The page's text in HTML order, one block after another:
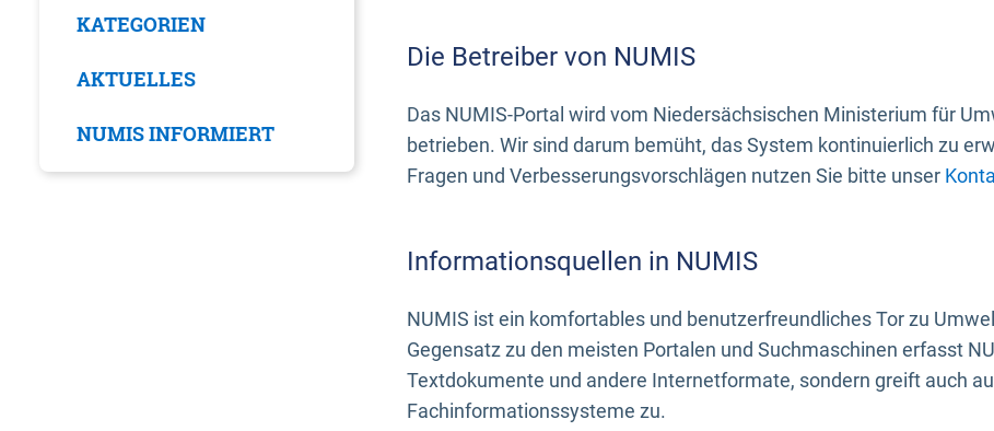
KATEGORIEN
AKTUELLES
NUMIS INFORMIERT
Die Betreiber von NUMIS
Das NUMIS-Portal wird vom Niedersächsischen Ministerium für
betrieben. Wir sind darum bemüht, das System kontinuierlich zu
Fragen und Verbesserungsvorschlägen nutzen Sie bitte unser
Informationsquellen in NUMIS
NUMIS ist ein komfortables und benutzerfreundliches Tor zu
Gegensatz zu den meisten Portalen und Suchmaschinen erfasst
Textdokumente und andere Internetformate, sondern greift auch
Fachinformationssysteme zu.